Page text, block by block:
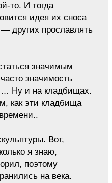
то. И тогда
идея их сноса
других прославлять
значимым
значимость
Ну и на кладбищах.
как эти кладбища
Вот,
я знаю,
поэтому
на века.